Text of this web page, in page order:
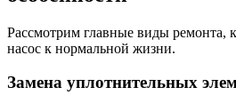
Рассмотрим главные виды ремонта,
насос к нормальной жизни.
Замена уплотнительных